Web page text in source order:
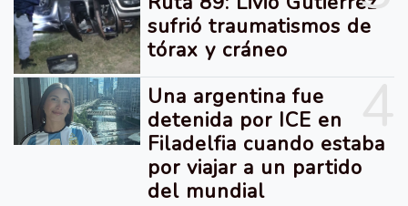
sufrió traumatismos de
tórax y cráneo
Una argentina fue
detenida por ICE en
Filadelfia cuando estaba
por viajar a un partido
del mundial